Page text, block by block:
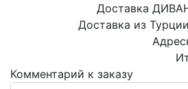
Доставка
Доставка из
Комментарий к заказу